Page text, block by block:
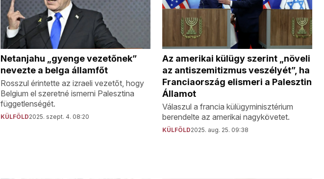
Netanjahu „gyenge vezetőnek”
nevezte a belga államfőt
Rosszul érintette az izraeli vezetőt, hogy
Belgium el szeretné ismerni Palesztina
függetlenségét.
KÜLFÖLD2025. szept. 4. 08:20
Az amerikai külügy szerint „növeli
az antiszemitizmus veszélyét”, ha
Franciaország elismeri a Palesztin
Államot
Válaszul a francia külügyminisztérium
berendelte az amerikai nagykövetet.
KÜLFÖLD2025. aug. 25. 09:38